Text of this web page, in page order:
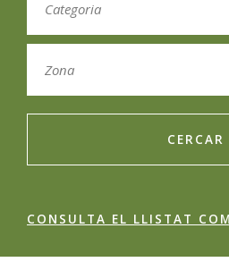
CERCAR
CONSULTA EL LLISTAT